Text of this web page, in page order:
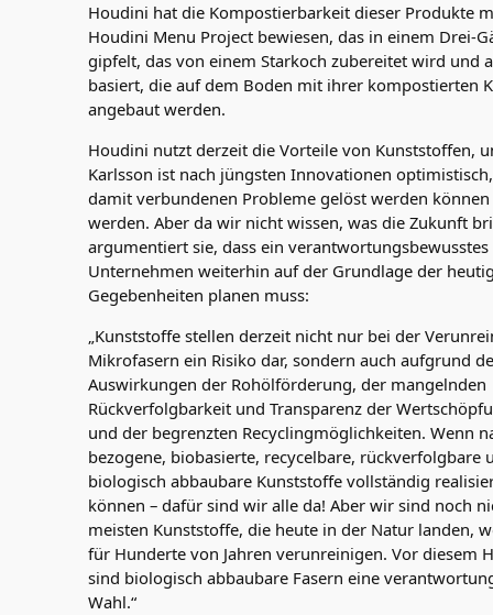
Houdini hat die Kompostierbarkeit dieser Produkte
Houdini Menu Project bewiesen, das in einem Drei-
gipfelt, das von einem Starkoch zubereitet wird und
basiert, die auf dem Boden mit ihrer kompostierten
angebaut werden.
Houdini nutzt derzeit die Vorteile von Kunststoffen,
Karlsson ist nach jüngsten Innovationen
damit verbundenen Probleme gelöst werden
werden. Aber da wir nicht wissen, was die Zukunft
argumentiert sie, dass ein verantwortungsbewusstes
Unternehmen weiterhin auf der Grundlage der
Gegebenheiten planen muss:
„Kunststoffe stellen derzeit nicht nur bei der
Mikrofasern ein Risiko dar, sondern auch aufgrund
Auswirkungen der Rohölförderung, der mangelnden
Rückverfolgbarkeit und Transparenz der
und der begrenzten Recyclingmöglichkeiten. Wenn
bezogene, biobasierte, recycelbare, rückverfolgbare
biologisch abbaubare Kunststoffe vollständig
können – dafür sind wir alle da! Aber wir sind noch
meisten Kunststoffe, die heute in der Natur landen,
für Hunderte von Jahren verunreinigen. Vor diesem
sind biologisch abbaubare Fasern eine
Wahl.“